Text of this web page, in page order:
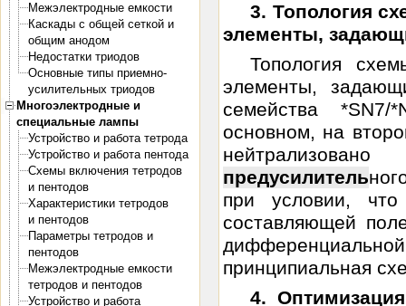
Межэлектродные емкости
Каскады с общей сеткой и
общим анодом
Недостатки триодов
Основные типы приемно-
усилительных триодов
Многоэлектродные и
специальные лампы
Устройство и работа тетрода
Устройство и работа пентода
Схемы включения тетродов
и пентодов
Характеристики тетродов
и пентодов
Параметры тетродов и
пентодов
Межэлектродные емкости
тетродов и пентодов
Устройство и работа
3. Топология
элементы,
Топология
элементы,
семейства
основном, на
предусилитель
при условии,
составляющей
принципиальная
4.